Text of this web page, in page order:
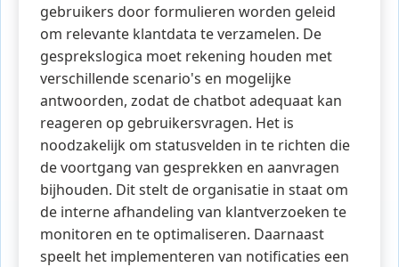
gebruikers door formulieren worden geleid
om relevante klantdata te verzamelen. De
gesprekslogica moet rekening houden met
verschillende scenario's en mogelijke
antwoorden, zodat de chatbot adequaat kan
reageren op gebruikersvragen. Het is
noodzakelijk om statusvelden in te richten die
de voortgang van gesprekken en aanvragen
bijhouden. Dit stelt de organisatie in staat om
de interne afhandeling van klantverzoeken te
monitoren en te optimaliseren. Daarnaast
speelt het implementeren van notificaties een